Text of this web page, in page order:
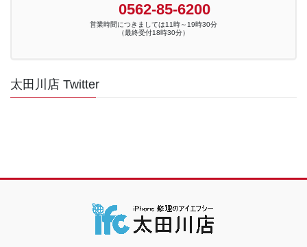
0562-85-6200
営業時間につきましては11時～19時30分
（最終受付18時30分）
太田川店 Twitter